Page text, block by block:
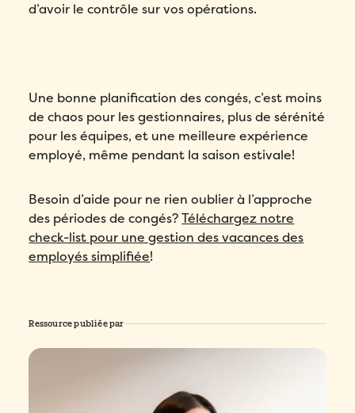
d’avoir le contrôle sur vos opérations.
Une bonne planification des congés, c’est moins
de chaos pour les gestionnaires, plus de sérénité
pour les équipes, et une meilleure expérience
employé, même pendant la saison estivale!
Besoin d’aide pour ne rien oublier à l’approche
des périodes de congés?Téléchargez notre
check-list pour une gestion des vacances des
employés simplifiée!
Ressource publiée par